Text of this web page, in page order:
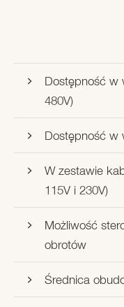
Dostępność w
480V)
Dostępność w
W zestawie
115V i 230V)
Możliwość
obrotów
Średnica